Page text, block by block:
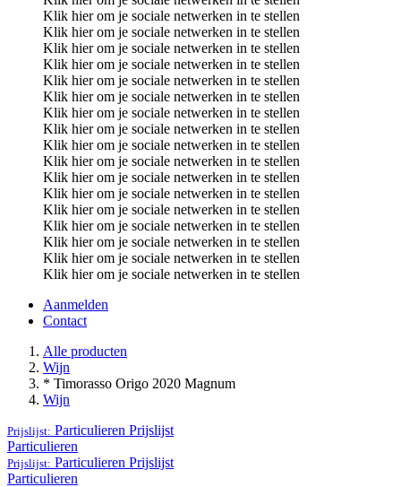
Klik hier om je sociale netwerken in te stellen
Klik hier om je sociale netwerken in te stellen
Klik hier om je sociale netwerken in te stellen
Klik hier om je sociale netwerken in te stellen
Klik hier om je sociale netwerken in te stellen
Klik hier om je sociale netwerken in te stellen
Klik hier om je sociale netwerken in te stellen
Klik hier om je sociale netwerken in te stellen
Klik hier om je sociale netwerken in te stellen
Klik hier om je sociale netwerken in te stellen
Klik hier om je sociale netwerken in te stellen
Klik hier om je sociale netwerken in te stellen
Klik hier om je sociale netwerken in te stellen
Klik hier om je sociale netwerken in te stellen
Klik hier om je sociale netwerken in te stellen
Klik hier om je sociale netwerken in te stellen
Klik hier om je sociale netwerken in te stellen
Aanmelden
Contact
Alle producten
Wijn
* Timorasso Origo 2020 Magnum
Wijn
Prijslijst: Particulieren Prijslijst
Particulieren
Prijslijst: Particulieren Prijslijst
Particulieren